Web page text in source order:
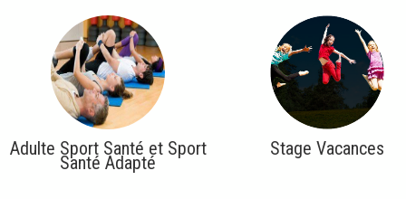
Adulte Sport Santé et Sport
Santé Adapté
Stage Vacances